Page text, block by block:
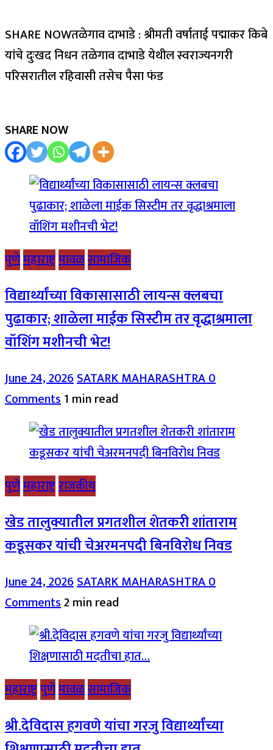
SHARE NOWतळेगाव दाभाडे : श्रीमती वर्षाताई पद्माकर किबे
यांचे दुःखद निधन तळेगाव दाभाडे येथील स्वराज्यनगरी
परिसरातील रहिवासी तसेच पैसा फंड
SHARE NOW
पुणेमहाराष्ट्रमावळसामाजिक
विद्यार्थ्यांच्या विकासासाठी लायन्स क्लबचा
पुढाकार; शाळेला माईक सिस्टीम तर वृद्धाश्रमाला
वॉशिंग मशीनची भेट!
June 24, 2026SATARK MAHARASHTRA0
Comments1 min read
पुणेमहाराष्ट्रराजकीय
खेड तालुक्यातील प्रगतशील शेतकरी शांताराम
कडूसकर यांची चेअरमनपदी बिनविरोध निवड
June 24, 2026SATARK MAHARASHTRA0
Comments2 min read
महाराष्ट्रपुणेमावळसामाजिक
श्री.देविदास हगवणे यांचा गरजु विद्यार्थ्यांच्या